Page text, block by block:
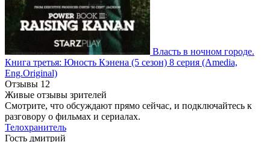
Власть в ночном городе.
Книга третья: Юность Кэнена (5 сезон) 8 серия (Amedia,
Eng.Original)
Отзывы 12
Живые отзывы зрителей
Смотрите, что обсуждают прямо сейчас, и подключайтесь к
разговору о фильмах и сериалах.
Телохранитель
Гость дмитрий